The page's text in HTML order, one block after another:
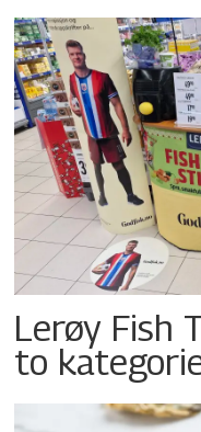
Lerøy Fish
to